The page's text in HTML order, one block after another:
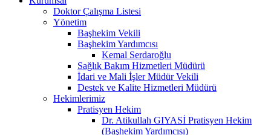
Doktor Çalışma Listesi
Yönetim
Başhekim Vekili
Başhekim Yardımcısı
Kemal Serdaroğlu
Sağlık Bakım Hizmetleri Müdürü
İdari ve Mali İşler Müdür Vekili
Destek ve Kalite Hizmetleri Müdürü
Hekimlerimiz
Pratisyen Hekim
Dr. Atikullah GIYASİ Pratisyen Hekim
(Başhekim Yardımcısı)